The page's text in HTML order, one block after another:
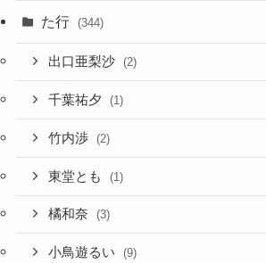
た行 (344)
出口亜梨沙 (2)
千葉祐夕 (1)
竹内渉 (2)
東堂とも (1)
橘和奈 (3)
小鳥遊るい (9)